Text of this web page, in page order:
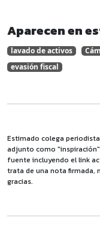
Aparecen en
lavado de activos
evasión fiscal
Estimado colega
adjunto como
fuente incluyendo el link
trata de una nota firmada,
gracias.